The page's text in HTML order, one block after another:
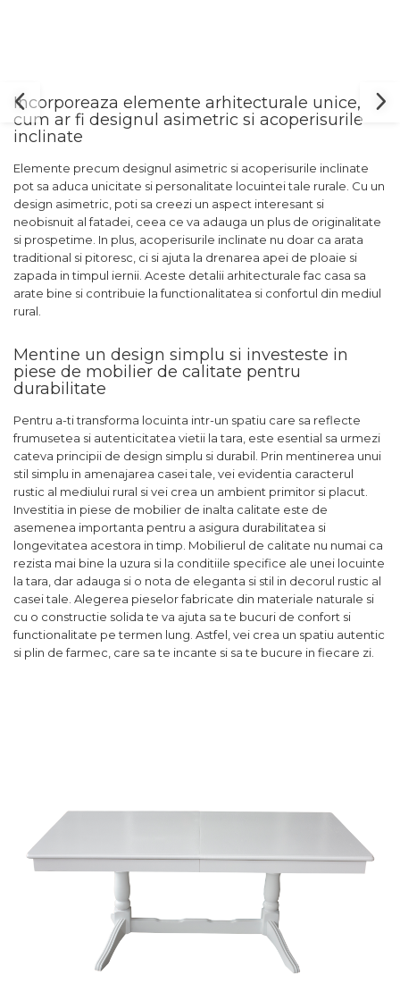
Incorporeaza elemente arhitecturale unice,
cum ar fi designul asimetric si acoperisurile
inclinate
Elemente precum designul asimetric si acoperisurile inclinate
pot sa aduca unicitate si personalitate locuintei tale rurale. Cu un
design asimetric, poti sa creezi un aspect interesant si
neobisnuit al fatadei, ceea ce va adauga un plus de originalitate
si prospetime. In plus, acoperisurile inclinate nu doar ca arata
traditional si pitoresc, ci si ajuta la drenarea apei de ploaie si
zapada in timpul iernii. Aceste detalii arhitecturale fac casa sa
arate bine si contribuie la functionalitatea si confortul din mediul
rural.
Mentine un design simplu si investeste in
piese de mobilier de calitate pentru
durabilitate
Pentru a-ti transforma locuinta intr-un spatiu care sa reflecte
frumusetea si autenticitatea vietii la tara, este esential sa urmezi
cateva principii de design simplu si durabil. Prin mentinerea unui
stil simplu in amenajarea casei tale, vei evidentia caracterul
rustic al mediului rural si vei crea un ambient primitor si placut.
Investitia in piese de mobilier de inalta calitate este de
asemenea importanta pentru a asigura durabilitatea si
longevitatea acestora in timp. Mobilierul de calitate nu numai ca
rezista mai bine la uzura si la conditiile specifice ale unei locuinte
la tara, dar adauga si o nota de eleganta si stil in decorul rustic al
casei tale. Alegerea pieselor fabricate din materiale naturale si
cu o constructie solida te va ajuta sa te bucuri de confort si
functionalitate pe termen lung. Astfel, vei crea un spatiu autentic
si plin de farmec, care sa te incante si sa te bucure in fiecare zi.